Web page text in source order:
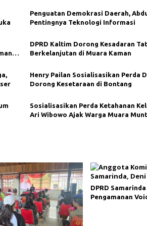
Penguatan Demokrasi Daerah,
Pentingnya Teknologi Informasi
DPRD Kaltim Dorong Kesadaran
Berkelanjutan di Muara Kaman
Henry Pailan Sosialisasikan Perda
Dorong Kesetaraan di Bontang
Sosialisasikan Perda Ketahanan
Ari Wibowo Ajak Warga Muara
DPRD
Pengamanan